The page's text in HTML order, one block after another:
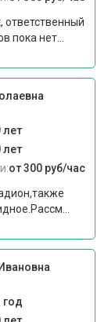
ответственный
пока нет...
лет
лет
от 300 руб/час
год